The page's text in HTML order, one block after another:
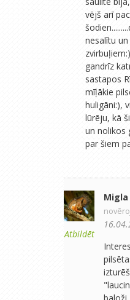
vējš arī
nesalītu
gandrīz
sastapos
mīļākie
huligāni:),
lūrēju, kā
un nolikos
par šiem
Atbildēt
Migla